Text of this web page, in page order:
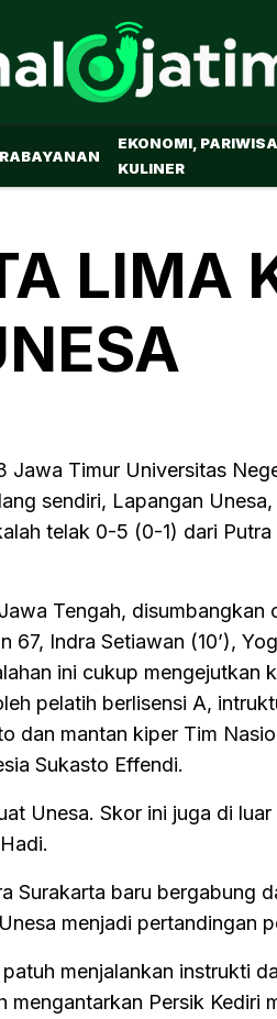
EKONOMI,
KULINER
LIMA
Jawa Timur Universitas
sendiri, Lapangan
telak 0-5 (0-1) dari Putra
Tengah, disumbangkan
Indra Setiawan (10’),
ini cukup mengejutkan
pelatih berlisensi A,
dan mantan kiper Tim
Sukasto Effendi.
Unesa. Skor ini juga di luar
Surakarta baru bergabung
menjadi pertandingan
menjalankan instrukti
Persik Kediri